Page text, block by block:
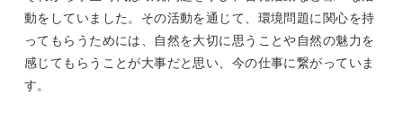
動をしていました。その活動を通じて、環境問題に関心を持
ってもらうためには、自然を大切に思うことや自然の魅力を
感じてもらうことが大事だと思い、今の仕事に繋がっていま
す。